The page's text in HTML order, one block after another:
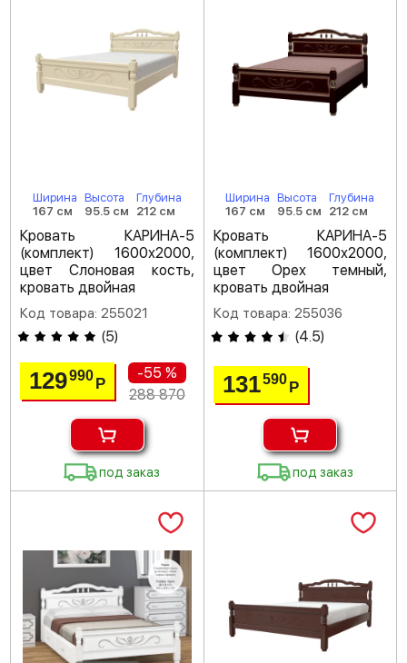
Ширина
167 см
Высота
95.5 см
Глубина
212 см
Кровать КАРИНА-5
(комплект) 1600х2000,
цвет Слоновая кость,
кровать двойная
Код товара: 255021
(5)
129990Р
-55 %
288 870
под заказ
Ширина
167 см
Высота
95.5 см
Глубина
212 см
Кровать КАРИНА-5
(комплект) 1600х2000,
цвет Орех темный,
кровать двойная
Код товара: 255036
(4.5)
131590 Р
под заказ